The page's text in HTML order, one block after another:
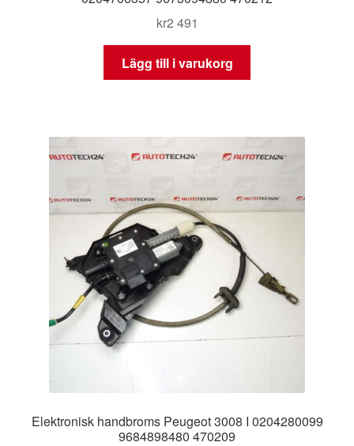
kr2 491
Lägg till i varukorg
Elektronisk handbroms Peugeot 3008 I 0204280099
9684898480 470209